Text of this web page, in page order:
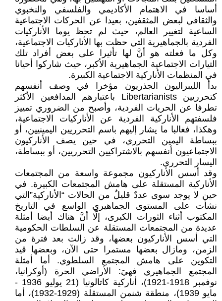
أساسا في الاهتمام الأكاديمي والفلسفي والنخبوي
والثقافي لبعض المثقفين، بعيدا عن الحركات الاجتماعية
الساعية لتغيير العالم، حيث لم تحظ يوما الأناركيات
الفردية بالجماهيرية التي حظت بها الأناركيات الاجتماعية،
وكل ما فعلته هو أنَّ لها تأثيرا على بعض أفراد تلك
التيارات الاجتماعية الجماهيرية الأكبر، حيث شاركوا أحيانا
في المنظمات الأناركية الاجتماعية الكبيرة.
بدأ الليبراليون الجذريون مؤخرا في وصف أنفسهم
كتحرريين Libertarianists باعتبارهم المدافعين الأكثر
تطرفا عن الحريات الفردية، وأصبح من الضروري تمييز
فلسفتهم الأناركية الفردية عن الأناركيات الاجتماعية،
وهكذا، فغالبا ما يشار إليهم باسم التحرريين اليمينيين، أو
ببساطة اليمين التحرري، في حين يصف الأناركيون
الاجتماعيون أنفسهم بالاشتراكيين التحرريين، أو ببساطة،
اليسار التحرري.
وقد أسس الأناركيون مجموعة واسعة من المجتمعات
الأناركية المستقلة على هامش المجتمعات الكبيرة. في
حين لا يوجد سوى عددٌ قليلٌ من الحالات “الأناركية”التي
نشأت على المستوى الجماهيري الواسع في التاريخ
المكتوب أثناء الثورات الكبرى، إلَّا أنَّ هناك أيضا أمثلة
عديدة من المجتمعات المستقلة عن السلطات الحكومية
التي أسس الأناركيون بعضها، وقد زالت بعد فترة من
الزمن، ومازال بعضها مستمرا حتى الآن، وبعضها قيد
التكوين على هامش المجتمع السلطوي. أما أمثلة
المجتمع الجماهيري فهيَ: الأراضي الحرة (أوكرانيا،
نوفمبر 1918-1921)، أناركية كاتالونيا (21 يوليو 1936 -
مايو 1939)، منطقة شنمن المستقلة (1929-1932)، أما